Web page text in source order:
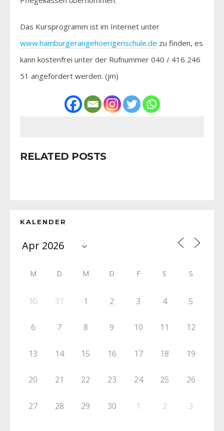
Das Kursprogramm ist im Internet unter
www.hamburgerangehoerigenschule.de zu finden, es
kann kostenfrei unter der Rufnummer 040 / 416 246
51 angefordert werden. (jm)
RELATED POSTS
KALENDER
M D M D F S S
30 31 1 2 3 4 5
6 7 8 9 10 11 12
13 14 15 16 17 18 19
20 21 22 23 24 25 26
27 28 29 30 1 2 3